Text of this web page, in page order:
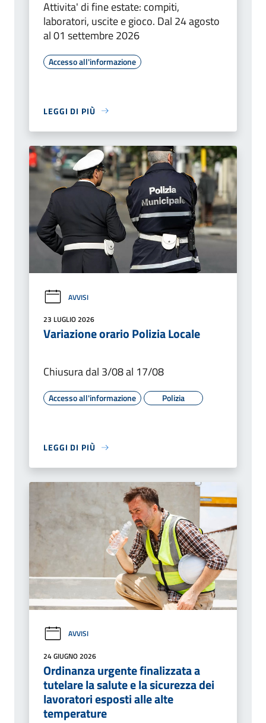
Attivita' di fine estate: compiti,
laboratori, uscite e gioco. Dal 24 agosto
al 01 settembre 2026
Accesso all'informazione
LEGGI DI PIÙ
AVVISI
23 LUGLIO 2026
Variazione orario Polizia Locale
Chiusura dal 3/08 al 17/08
Accesso all'informazione Polizia
LEGGI DI PIÙ
AVVISI
24 GIUGNO 2026
Ordinanza urgente finalizzata a
tutelare la salute e la sicurezza dei
lavoratori esposti alle alte
temperature